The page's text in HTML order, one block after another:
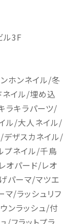
ル3F
ホンネイル/冬
イル/埋め込
ラキラパーツ/
ル/大人ネイル/
ザスカネイル/
プネイル/千鳥
オパード/レオ
パーマ/マツエ
/ラッシュリフ
ンラッシュ/付